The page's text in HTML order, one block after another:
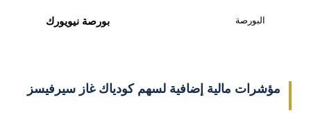
البورصة بورصة نيويورك
مؤشرات مالية إضافية لسهم كودياك غاز سيرفيسز